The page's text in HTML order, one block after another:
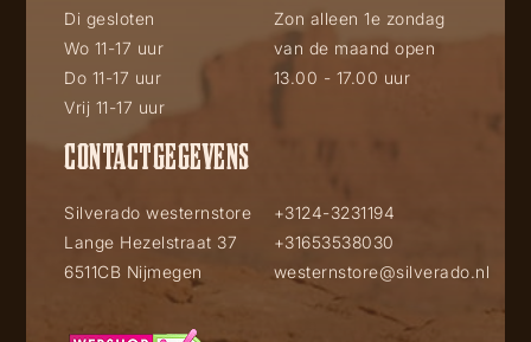
Di gesloten
Wo 11-17 uur
Do 11-17 uur
Vrij 11-17 uur
Zon alleen 1e zondag
van de maand open
13.00 - 17.00 uur
CONTACTGEGEVENS
Silverado westernstore
Lange Hezelstraat 37
6511CB Nijmegen
+3124-3231194
+31653538030
westernstore@silverado.nl